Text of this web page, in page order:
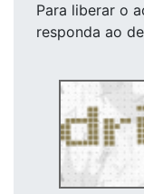
Para liberar o
responda ao